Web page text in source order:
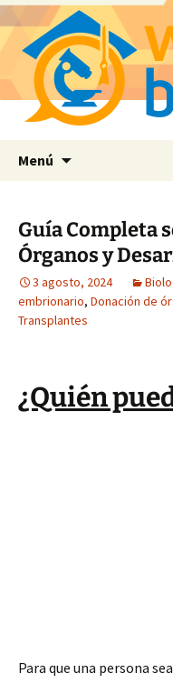
Menú
Guía Completa
Órganos y
3 agosto, 2024
embrionario, Donación de
Transplantes
¿Quién
Para que una persona